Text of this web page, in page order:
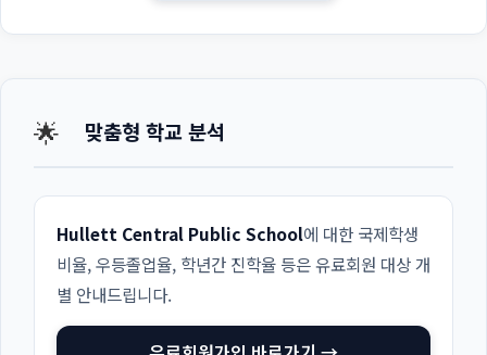
🌟 맞춤형 학교 분석
Hullett Central Public School에 대한 국제학생
비율, 우등졸업율, 학년간 진학율 등은 유료회원 대상 개
별 안내드립니다.